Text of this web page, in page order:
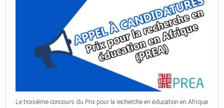
Le troisième concours du Prix pour la recherche en éducation en Afrique